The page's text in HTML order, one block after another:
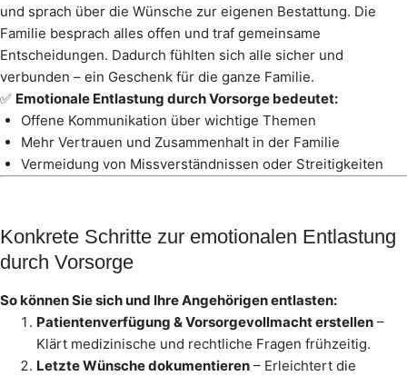
und sprach über die Wünsche zur eigenen Bestattung. Die
Familie besprach alles offen und traf gemeinsame
Entscheidungen. Dadurch fühlten sich alle sicher und
verbunden – ein Geschenk für die ganze Familie.
✅ Emotionale Entlastung durch Vorsorge bedeutet:
Offene Kommunikation über wichtige Themen
Mehr Vertrauen und Zusammenhalt in der Familie
Vermeidung von Missverständnissen oder Streitigkeiten
Konkrete Schritte zur emotionalen Entlastung
durch Vorsorge
So können Sie sich und Ihre Angehörigen entlasten:
Patientenverfügung & Vorsorgevollmacht erstellen –
Klärt medizinische und rechtliche Fragen frühzeitig.
Letzte Wünsche dokumentieren – Erleichtert die